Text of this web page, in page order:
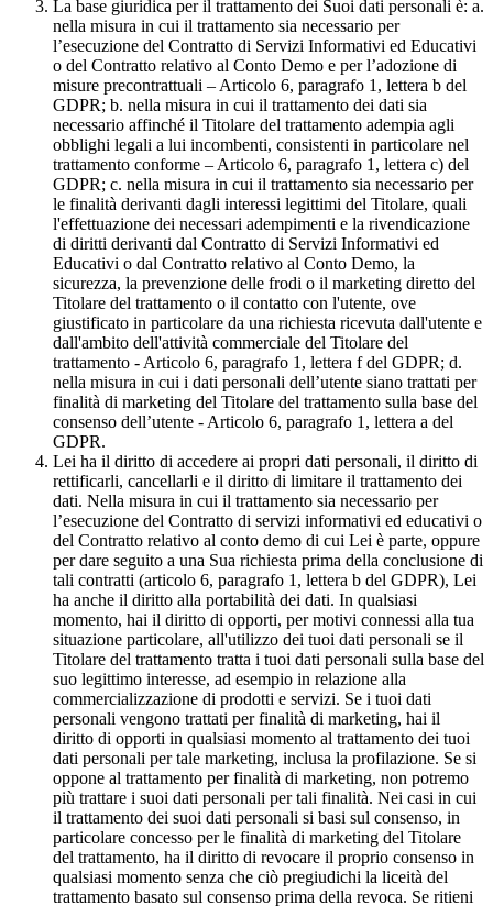
La base giuridica per il trattamento dei Suoi dati personali è: a.
nella misura in cui il trattamento sia necessario per
l’esecuzione del Contratto di Servizi Informativi ed Educativi
o del Contratto relativo al Conto Demo e per l’adozione di
misure precontrattuali – Articolo 6, paragrafo 1, lettera b del
GDPR; b. nella misura in cui il trattamento dei dati sia
necessario affinché il Titolare del trattamento adempia agli
obblighi legali a lui incombenti, consistenti in particolare nel
trattamento conforme – Articolo 6, paragrafo 1, lettera c) del
GDPR; c. nella misura in cui il trattamento sia necessario per
le finalità derivanti dagli interessi legittimi del Titolare, quali
l'effettuazione dei necessari adempimenti e la rivendicazione
di diritti derivanti dal Contratto di Servizi Informativi ed
Educativi o dal Contratto relativo al Conto Demo, la
sicurezza, la prevenzione delle frodi o il marketing diretto del
Titolare del trattamento o il contatto con l'utente, ove
giustificato in particolare da una richiesta ricevuta dall'utente e
dall'ambito dell'attività commerciale del Titolare del
trattamento - Articolo 6, paragrafo 1, lettera f del GDPR; d.
nella misura in cui i dati personali dell’utente siano trattati per
finalità di marketing del Titolare del trattamento sulla base del
consenso dell’utente - Articolo 6, paragrafo 1, lettera a del
GDPR.
Lei ha il diritto di accedere ai propri dati personali, il diritto di
rettificarli, cancellarli e il diritto di limitare il trattamento dei
dati. Nella misura in cui il trattamento sia necessario per
l’esecuzione del Contratto di servizi informativi ed educativi o
del Contratto relativo al conto demo di cui Lei è parte, oppure
per dare seguito a una Sua richiesta prima della conclusione di
tali contratti (articolo 6, paragrafo 1, lettera b del GDPR), Lei
ha anche il diritto alla portabilità dei dati. In qualsiasi
momento, hai il diritto di opporti, per motivi connessi alla tua
situazione particolare, all'utilizzo dei tuoi dati personali se il
Titolare del trattamento tratta i tuoi dati personali sulla base del
suo legittimo interesse, ad esempio in relazione alla
commercializzazione di prodotti e servizi. Se i tuoi dati
personali vengono trattati per finalità di marketing, hai il
diritto di opporti in qualsiasi momento al trattamento dei tuoi
dati personali per tale marketing, inclusa la profilazione. Se si
oppone al trattamento per finalità di marketing, non potremo
più trattare i suoi dati personali per tali finalità. Nei casi in cui
il trattamento dei suoi dati personali si basi sul consenso, in
particolare concesso per le finalità di marketing del Titolare
del trattamento, ha il diritto di revocare il proprio consenso in
qualsiasi momento senza che ciò pregiudichi la liceità del
trattamento basato sul consenso prima della revoca. Se ritieni